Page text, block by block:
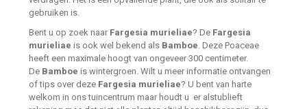
gebruiken is.
Bent u op zoek naar Fargesia murieliae? De Fargesia
murieliae is ook wel bekend als Bamboe . Deze Poaceae
heeft een maximale hoogt van ongeveer 300 centimeter.
De Bamboe is wintergroen. Wilt u meer informatie ontvangen
of tips over deze Fargesia murieliae? U bent van harte
welkom in ons tuincentrum maar houdt u er alstublieft